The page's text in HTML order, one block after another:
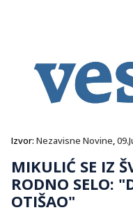
Izvor: Nezavisne Novine,
MIKULIĆ SE IZ
RODNO SELO:
OTIŠAO"